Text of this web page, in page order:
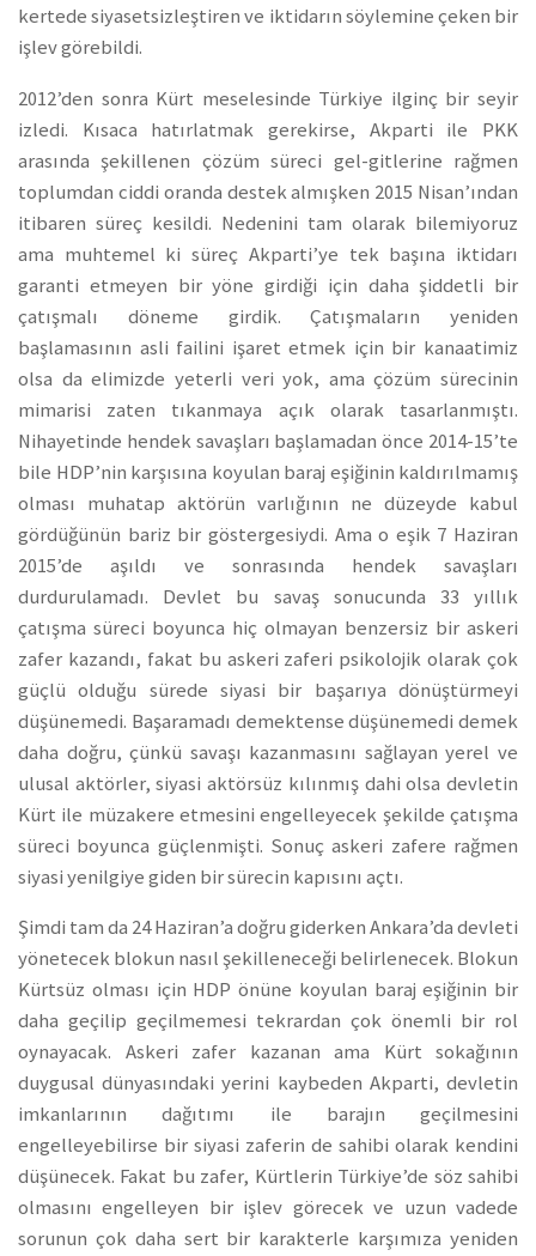
kertede siyasetsizleştiren ve iktidarın söylemine çeken bir
işlev görebildi.
2012’den sonra Kürt meselesinde Türkiye ilginç bir seyir
izledi. Kısaca hatırlatmak gerekirse, Akparti ile PKK
arasında şekillenen çözüm süreci gel-gitlerine rağmen
toplumdan ciddi oranda destek almışken 2015 Nisan’ından
itibaren süreç kesildi. Nedenini tam olarak bilemiyoruz
ama muhtemel ki süreç Akparti’ye tek başına iktidarı
garanti etmeyen bir yöne girdiği için daha şiddetli bir
çatışmalı döneme girdik. Çatışmaların yeniden
başlamasının asli failini işaret etmek için bir kanaatimiz
olsa da elimizde yeterli veri yok, ama çözüm sürecinin
mimarisi zaten tıkanmaya açık olarak tasarlanmıştı.
Nihayetinde hendek savaşları başlamadan önce 2014-15’te
bile HDP’nin karşısına koyulan baraj eşiğinin kaldırılmamış
olması muhatap aktörün varlığının ne düzeyde kabul
gördüğünün bariz bir göstergesiydi. Ama o eşik 7 Haziran
2015’de aşıldı ve sonrasında hendek savaşları
durdurulamadı. Devlet bu savaş sonucunda 33 yıllık
çatışma süreci boyunca hiç olmayan benzersiz bir askeri
zafer kazandı, fakat bu askeri zaferi psikolojik olarak çok
güçlü olduğu sürede siyasi bir başarıya dönüştürmeyi
düşünemedi. Başaramadı demektense düşünemedi demek
daha doğru, çünkü savaşı kazanmasını sağlayan yerel ve
ulusal aktörler, siyasi aktörsüz kılınmış dahi olsa devletin
Kürt ile müzakere etmesini engelleyecek şekilde çatışma
süreci boyunca güçlenmişti. Sonuç askeri zafere rağmen
siyasi yenilgiye giden bir sürecin kapısını açtı.
Şimdi tam da 24 Haziran’a doğru giderken Ankara’da devleti
yönetecek blokun nasıl şekilleneceği belirlenecek. Blokun
Kürtsüz olması için HDP önüne koyulan baraj eşiğinin bir
daha geçilip geçilmemesi tekrardan çok önemli bir rol
oynayacak. Askeri zafer kazanan ama Kürt sokağının
duygusal dünyasındaki yerini kaybeden Akparti, devletin
imkanlarının dağıtımı ile barajın geçilmesini
engelleyebilirse bir siyasi zaferin de sahibi olarak kendini
düşünecek. Fakat bu zafer, Kürtlerin Türkiye’de söz sahibi
olmasını engelleyen bir işlev görecek ve uzun vadede
sorunun çok daha sert bir karakterle karşımıza yeniden